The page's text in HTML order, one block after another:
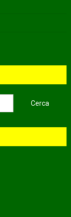
Ricerca
per: